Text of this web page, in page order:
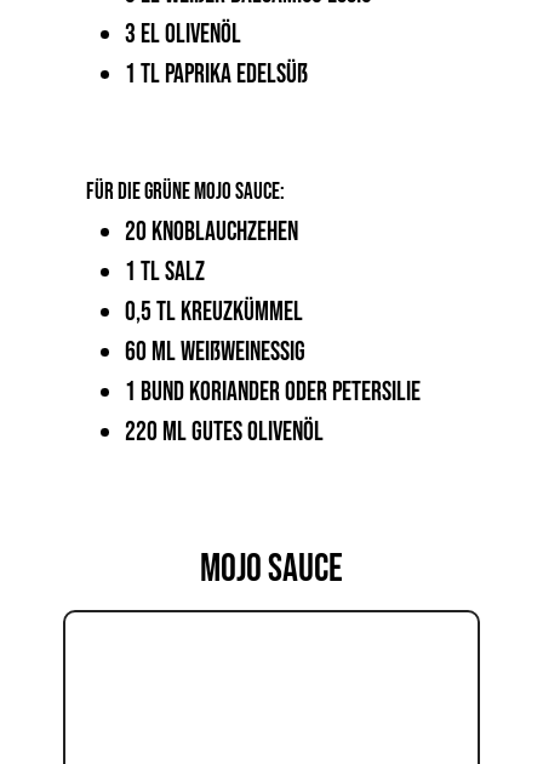
3 EL Olivenöl
1 TL Paprika Edelsüß
FÜR DIE GRÜNE MOJO SAUCE:
20 Knoblauchzehen
1 TL Salz
0,5 TL Kreuzkümmel
60 ml Weißweinessig
1 Bund Koriander oder Petersilie
220 ml gutes Olivenöl
MOJO SAUCE